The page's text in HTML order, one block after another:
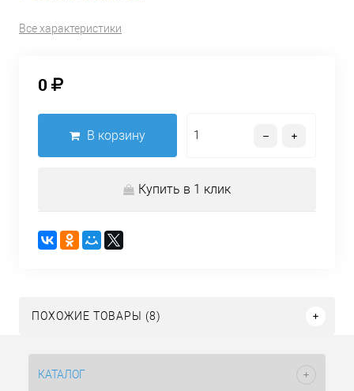
Все характеристики
0
В корзину
Купить в 1 клик
ПОХОЖИЕ ТОВАРЫ (8)
КАТАЛОГ